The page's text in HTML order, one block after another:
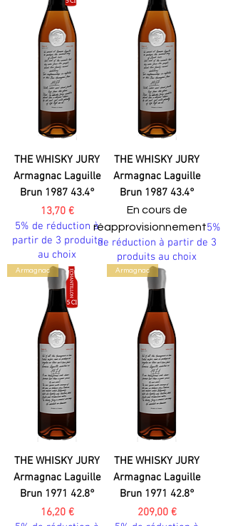
THE WHISKY JURY
Armagnac Laguille
Brun 1987 43.4°
Prix
13,70 €
5% de réduction à
partir de 3 produits
au choix
THE WHISKY JURY
Armagnac Laguille
Brun 1987 43.4°
En cours de
réapprovisionnement5%
de réduction à partir de 3
produits au choix
Armagnac
THE WHISKY JURY
Armagnac Laguille
Brun 1971 42.8°
Prix
16,20 €
Armagnac
THE WHISKY JURY
Armagnac Laguille
Brun 1971 42.8°
Prix
209,00 €